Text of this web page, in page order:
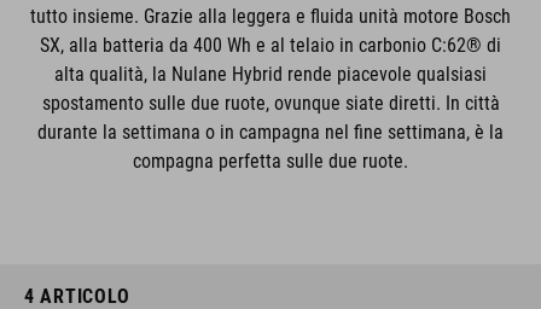
tutto insieme. Grazie alla leggera e fluida unità motore Bosch
SX, alla batteria da 400 Wh e al telaio in carbonio C:62® di
alta qualità, la Nulane Hybrid rende piacevole qualsiasi
spostamento sulle due ruote, ovunque siate diretti. In città
durante la settimana o in campagna nel fine settimana, è la
compagna perfetta sulle due ruote.
4 ARTICOLO